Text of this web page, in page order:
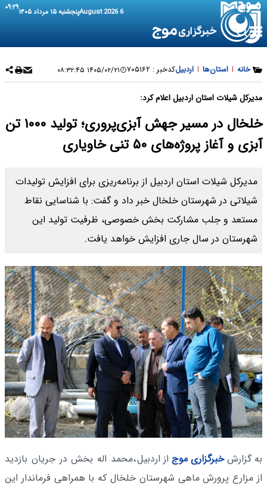
6 August 2026 پنجشنبه ۱۵ مرداد ۱۴۰۵ ۰۹:۲۹
خانه | استان‌ها | اردبیلکدخبر : ۷۰۵۱۶۲ ۱۴۰۵/۰۲/۲۱ ۰۸:۳۲:۴۵
مدیرکل شیلات استان اردبیل اعلام کرد:
خلخال در مسیر جهش آبزی‌پروری؛ تولید ۱۰۰۰ تن
آبزی و آغاز پروژه‌های ۵۰ تنی خاویاری
مدیرکل شیلات استان اردبیل از برنامه‌ریزی برای افزایش تولیدات
شیلاتی در شهرستان خلخال خبر داد و گفت: با شناسایی نقاط
مستعد و جلب مشارکت بخش خصوصی، ظرفیت تولید این
شهرستان در سال جاری افزایش خواهد یافت.
به گزارشخبرگزاری موج از اردبیل،محمد اله بخش در جریان بازدید
از مزارع پرورش ماهی شهرستان خلخال که با همراهی فرماندار این